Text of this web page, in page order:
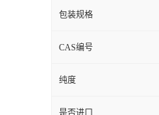
包装规格
CAS编号
纯度
是否进口